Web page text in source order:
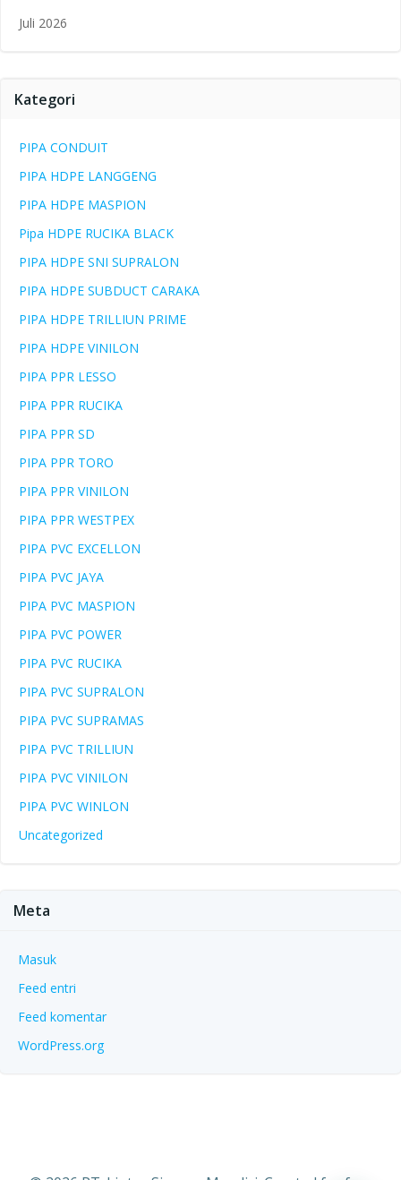
Juli 2026
Kategori
PIPA CONDUIT
PIPA HDPE LANGGENG
PIPA HDPE MASPION
Pipa HDPE RUCIKA BLACK
PIPA HDPE SNI SUPRALON
PIPA HDPE SUBDUCT CARAKA
PIPA HDPE TRILLIUN PRIME
PIPA HDPE VINILON
PIPA PPR LESSO
PIPA PPR RUCIKA
PIPA PPR SD
PIPA PPR TORO
PIPA PPR VINILON
PIPA PPR WESTPEX
PIPA PVC EXCELLON
PIPA PVC JAYA
PIPA PVC MASPION
PIPA PVC POWER
PIPA PVC RUCIKA
PIPA PVC SUPRALON
PIPA PVC SUPRAMAS
PIPA PVC TRILLIUN
PIPA PVC VINILON
PIPA PVC WINLON
Uncategorized
Meta
Masuk
Feed entri
Feed komentar
WordPress.org